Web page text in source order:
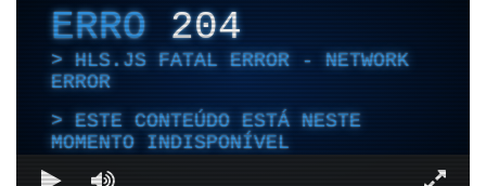
ERRO204
HLS.JS FATAL ERROR - NETWORK
ERROR
ESTE CONTEÚDO ESTÁ NESTE
MOMENTO INDISPONÍVEL